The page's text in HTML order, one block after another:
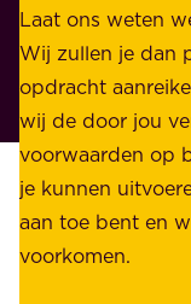
n
p
r
i
v
é
.
e
w
i
j
d
r
a
g
Laat ons weten
Wij zullen je dan
opdracht
wij de door jou
voorwaarden op
je kunnen
aan toe bent en
voorkomen.